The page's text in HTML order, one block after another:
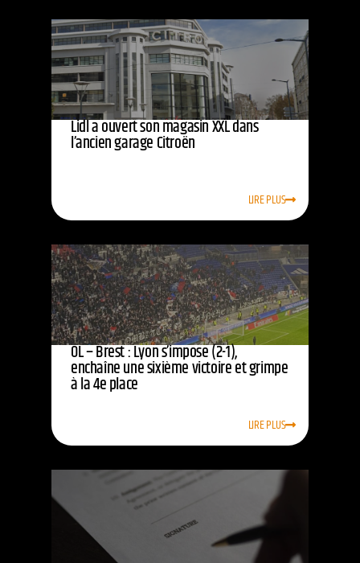
Lidl a ouvert son magasin XXL dans
l’ancien garage Citroën
LIRE PLUS
OL – Brest : Lyon s’impose (2-1),
enchaîne une sixième victoire et grimpe
à la 4e place
LIRE PLUS